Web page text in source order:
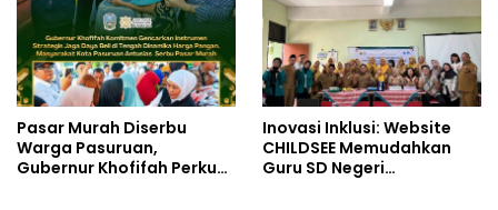
Pasar Murah Diserbu
Warga Pasuruan,
Gubernur Khofifah Perkuat
Inovasi Inklusi: Website
CHILDSEE Memudahkan
Guru SD Negeri